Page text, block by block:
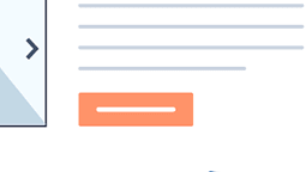
LE BOUDOIR
Les Actualités